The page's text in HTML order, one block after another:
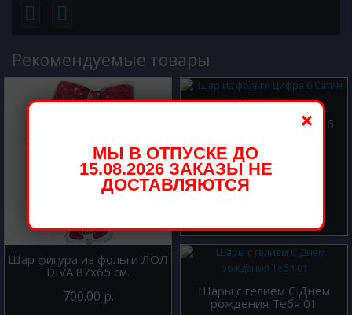
Рекомендуемые товары
Шар фигура из фольги ЛОЛ
DIVA 87х65 см.
700.00 р.
Шар из фольги Цифра 6
800.00 р.
Шары с гелием С Днем
рождения Тебя 01
×
МЫ В ОТПУСКЕ ДО
15.08.2026 ЗАКАЗЫ НЕ
ДОСТАВЛЯЮТСЯ